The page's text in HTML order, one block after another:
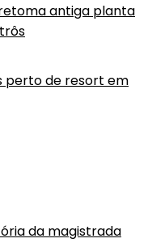
antiga planta
perto de resort em
da magistrada